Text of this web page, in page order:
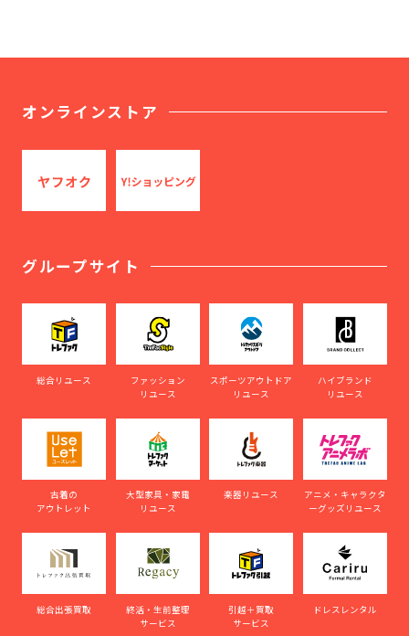
オンラインストア
グループサイト
総合リユース
ファッション
リユース
スポーツアウトドア
リユース
ハイブランド
リユース
古着の
アウトレット
大型家具・家電
リユース
楽器リユース
アニメ・キャラクタ
ーグッズリユース
総合出張買取
終活・生前整理
サービス
引越＋買取
サービス
ドレスレンタル